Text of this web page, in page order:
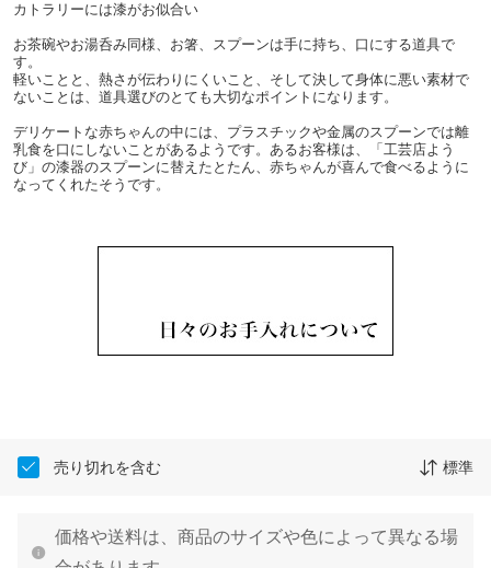
カトラリーには漆がお似合い
お茶碗やお湯呑み同様、お箸、スプーンは手に持ち、口にする道具で
す。
軽いことと、熱さが伝わりにくいこと、そして決して身体に悪い素材で
ないことは、道具選びのとても大切なポイントになります。
デリケートな赤ちゃんの中には、プラスチックや金属のスプーンでは離
乳食を口にしないことがあるようです。あるお客様は、「工芸店よう
び」の漆器のスプーンに替えたとたん、赤ちゃんが喜んで食べるように
なってくれたそうです。
売り切れを含む 標準
価格や送料は、商品のサイズや色によって異なる場